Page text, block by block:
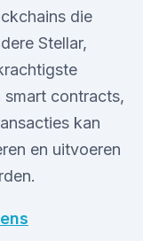
die
Stellar,
smart contracts,
kan
en uitvoeren